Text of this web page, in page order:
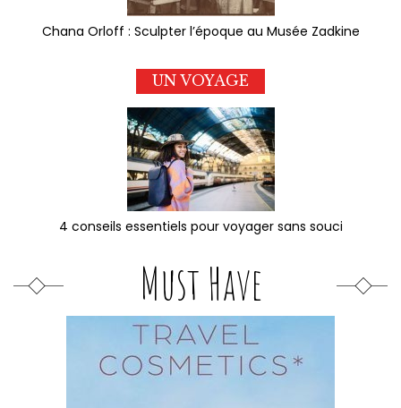
Chana Orloff : Sculpter l’époque au Musée Zadkine
UN VOYAGE
4 conseils essentiels pour voyager sans souci
Must Have